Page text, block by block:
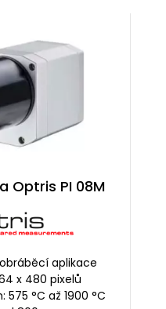
Optris PI 08M
aplikace
x 480 pixelů
575 °C až 1900 °C